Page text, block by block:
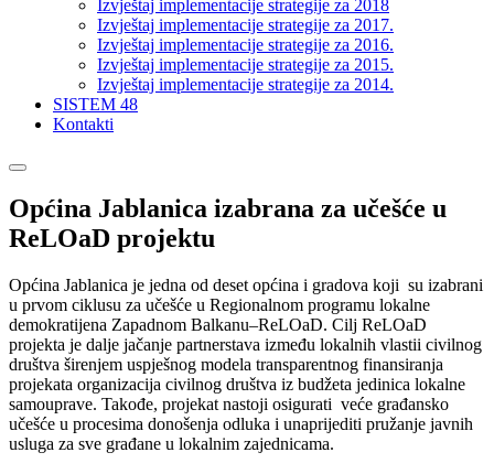
Izvještaj implementacije strategije za 2018
Izvještaj implementacije strategije za 2017.
Izvještaj implementacije strategije za 2016.
Izvještaj implementacije strategije za 2015.
Izvještaj implementacije strategije za 2014.
SISTEM 48
Kontakti
Općina Jablanica izabrana za učešće u
ReLOaD projektu
Općina Jablanica je jedna od deset općina i gradova koji su izabrani
u prvom ciklusu za učešće u Regionalnom programu lokalne
demokratijena Zapadnom Balkanu–ReLOaD. Cilj ReLOaD
projekta je dalje jačanje partnerstava između lokalnih vlastii civilnog
društva širenjem uspješnog modela transparentnog finansiranja
projekata organizacija civilnog društva iz budžeta jedinica lokalne
samouprave. Takođe, projekat nastoji osigurati veće građansko
učešće u procesima donošenja odluka i unaprijediti pružanje javnih
usluga za sve građane u lokalnim zajednicama.